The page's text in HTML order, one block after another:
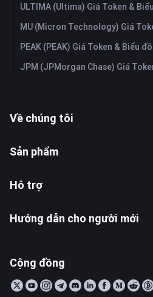
Về chúng tôi
Sản phẩm
Hỗ trợ
Hướng dẫn cho người mới
Cộng đồng